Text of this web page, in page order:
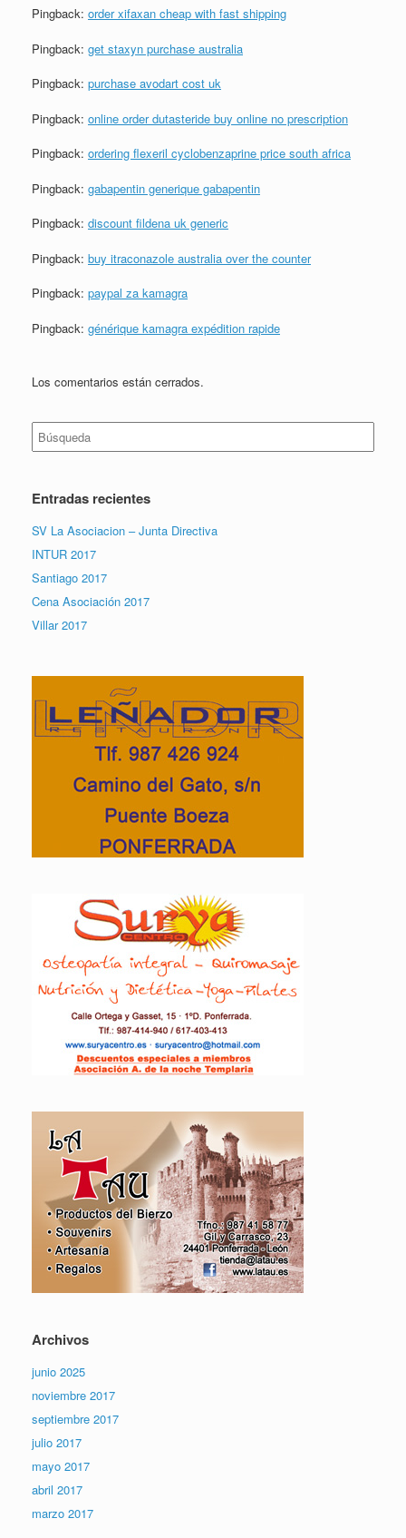
Pingback: order xifaxan cheap with fast shipping
Pingback: get staxyn purchase australia
Pingback: purchase avodart cost uk
Pingback: online order dutasteride buy online no prescription
Pingback: ordering flexeril cyclobenzaprine price south africa
Pingback: gabapentin generique gabapentin
Pingback: discount fildena uk generic
Pingback: buy itraconazole australia over the counter
Pingback: paypal za kamagra
Pingback: générique kamagra expédition rapide
Los comentarios están cerrados.
Buscar:
Entradas recientes
SV La Asociacion – Junta Directiva
INTUR 2017
Santiago 2017
Cena Asociación 2017
Villar 2017
Archivos
junio 2025
noviembre 2017
septiembre 2017
julio 2017
mayo 2017
abril 2017
marzo 2017